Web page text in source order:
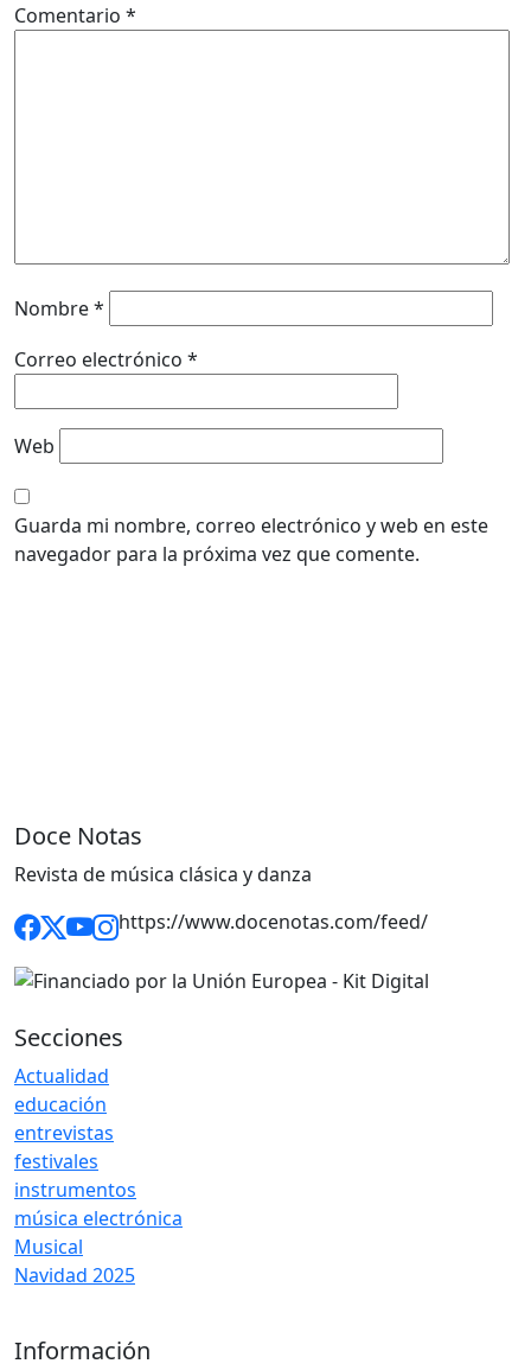
Comentario *
Nombre*
Correo electrónico *
Web
Guarda mi nombre, correo electrónico y web en este
navegador para la próxima vez que comente.
Doce Notas
Revista de música clásica y danza
https://www.docenotas.com/feed/
Secciones
Actualidad
educación
entrevistas
festivales
instrumentos
música electrónica
Musical
Navidad 2025
Información